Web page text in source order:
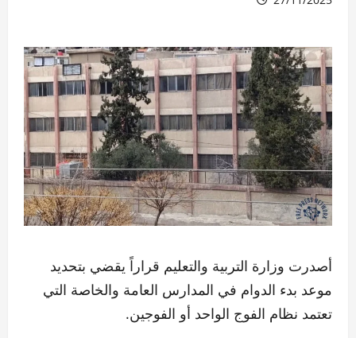
أصدرت وزارة التربية والتعليم قراراً يقضي بتحديد
موعد بدء الدوام في المدارس العامة والخاصة التي
تعتمد نظام الفوج الواحد أو الفوجين.